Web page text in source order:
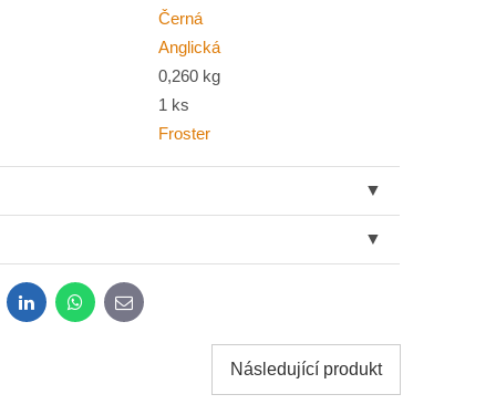
Černá
Anglická
0,260 kg
1 ks
Froster
LinkedInWhatsApp
E-
mail
Následující produkt